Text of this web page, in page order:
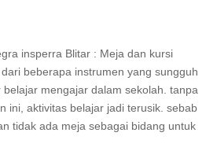
insperra Blitar : Meja dan kursi
beberapa instrumen yang sungguh
mengajar dalam sekolah. tanpa
ini, aktivitas belajar jadi terusik. sebab
tidak ada meja sebagai bidang untuk